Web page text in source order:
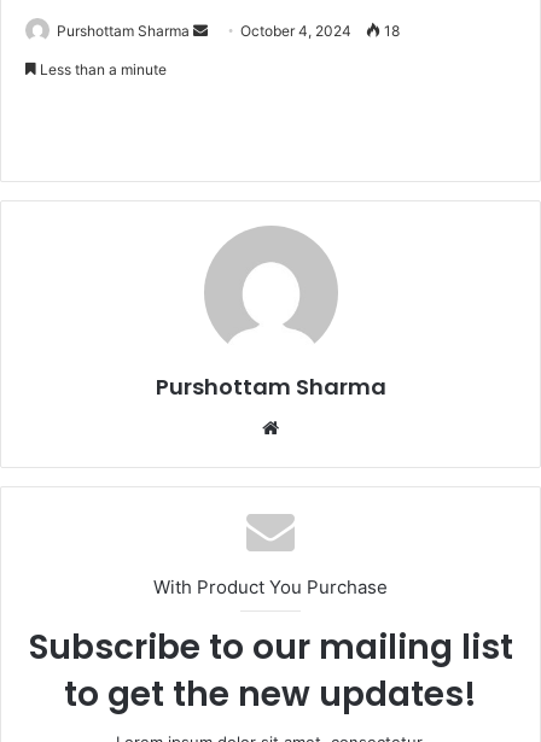
Purshottam Sharma
e
a
l
October 4, 2024 18
Less than a minute
Purshottam Sharma
b
s
i
e
With Product You Purchase
Subscribe to our mailing list
to get the new updates!